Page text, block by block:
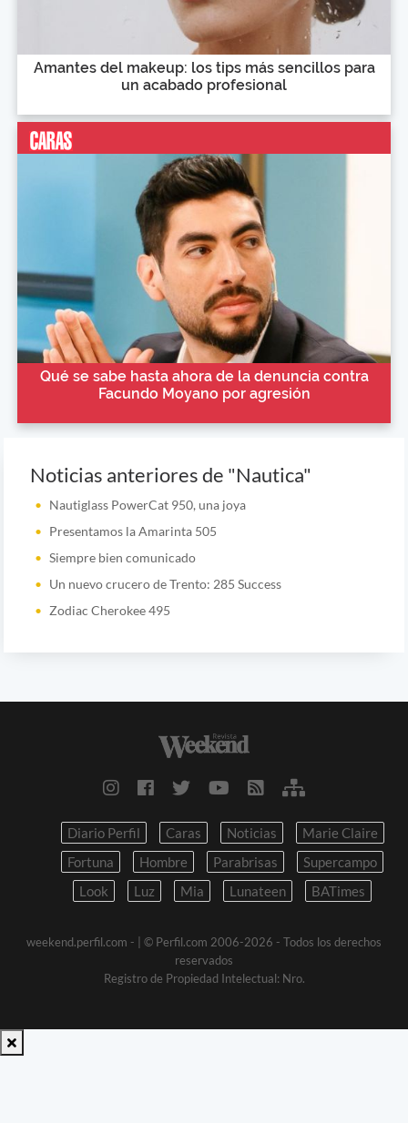
Amantes del makeup: los tips más sencillos para
un acabado profesional
Qué se sabe hasta ahora de la denuncia contra
Facundo Moyano por agresión
Noticias anteriores de "Nautica"
Nautiglass PowerCat 950, una joya
Presentamos la Amarinta 505
Siempre bien comunicado
Un nuevo crucero de Trento: 285 Success
Zodiac Cherokee 495
Diario Perfil Caras Noticias
Marie Claire
Fortuna
Hombre Parabrisas
Supercampo
Look
Luz Mia Lunateen BATimes
weekend.perfil.com -
| © Perfil.com 2006-2026 - Todos los derechos
reservados
Registro de Propiedad Intelectual: Nro.